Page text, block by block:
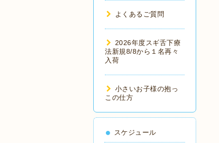
よくあるご質問
2026年度スギ舌下療
法新規8/8から１名再々
入荷
小さいお子様の抱っ
この仕方
スケジュール